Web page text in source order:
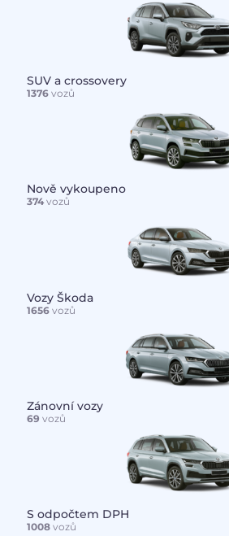
SUV a crossovery
1376vozů
Nově vykoupeno
374vozů
Vozy Škoda
1656vozů
Zánovní vozy
69 vozů
S odpočtem DPH
1008vozů